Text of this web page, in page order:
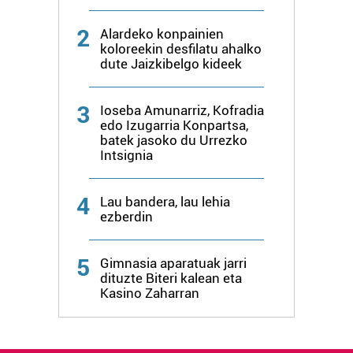
Lortu zure datu pertsonalak prozesatzeko moduari
buruzko informazio gehiago eta ezarri zure lehentasunak
datuen atalean. Edozein unetan alda edo ken dezakezu
zure baimena Cookieen adierazpenean.
Webgune honek cookie propioak eta hirugarrenen cookie-
fitxategiak erabiltzen ditu. Zure esperientzia eta
zerbitzuak hobetzeko asmoz, cookie teknologiaz
erabiltzeko baimen esplizitua ematen diguzu.
2
Alardeko konpainien
koloreekin desfilatu ahalko
dute Jaizkibelgo kideek
3
Ioseba Amunarriz, Kofradia
edo Izugarria Konpartsa,
batek jasoko du Urrezko
Intsignia
4
Lau bandera, lau lehia
ezberdin
5
Gimnasia aparatuak jarri
dituzte Biteri kalean eta
Kasino Zaharran